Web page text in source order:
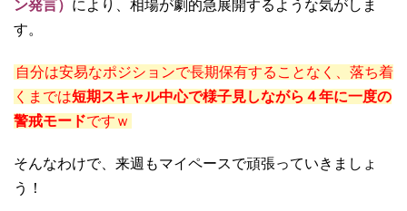
ン発言） により、相場が劇的急展開するような気がしま
す。
自分は安易なポジションで長期保有することなく、落ち着
くまでは短期スキャル中心で様子見しながら４年に一度の
警戒モードですｗ
そんなわけで、来週もマイペースで頑張っていきましょ
う！